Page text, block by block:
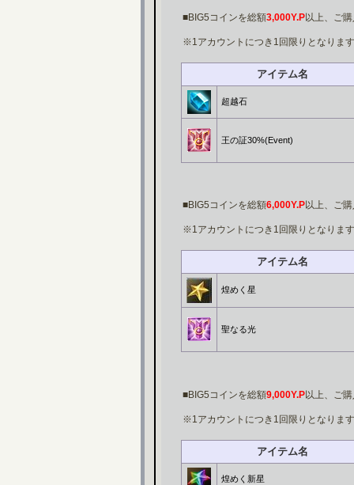
■BIG5コインを総額3,000Y.P以上、ご
※1アカウントにつき1回限りとなりま
アイテム名
超越石
王の証30%(Event)
■BIG5コインを総額6,000Y.P以上、ご
※1アカウントにつき1回限りとなりま
アイテム名
煌めく星
聖なる光
■BIG5コインを総額9,000Y.P以上、ご
※1アカウントにつき1回限りとなりま
アイテム名
煌めく新星